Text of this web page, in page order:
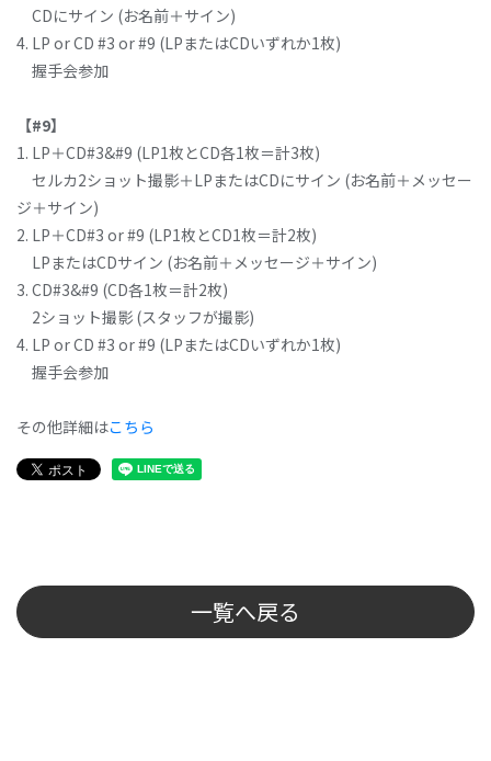
CDにサイン (お名前＋サイン)
4. LP or CD #3 or #9 (LPまたはCDいずれか1枚)
握手会参加
【#9】
1. LP＋CD#3&#9 (LP1枚とCD各1枚＝計3枚)
セルカ2ショット撮影＋LPまたはCDにサイン (お名前＋メッセー
ジ＋サイン)
2. LP＋CD#3 or #9 (LP1枚とCD1枚＝計2枚)
LPまたはCDサイン (お名前＋メッセージ＋サイン)
3. CD#3&#9 (CD各1枚＝計2枚)
2ショット撮影 (スタッフが撮影)
4. LP or CD #3 or #9 (LPまたはCDいずれか1枚)
握手会参加
その他詳細はこちら
一覧へ戻る